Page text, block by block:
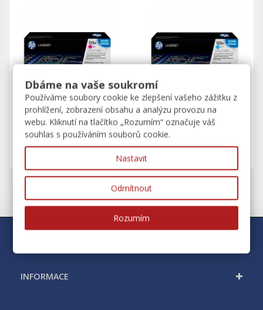
Toner HP CB543A, HP
125A červený
Toner HP CB541A, HP
125A modrý
INFORMACE
Dbáme na vaše soukromí
Používáme soubory cookie ke zlepšení vašeho zážitku z
prohlížení, zobrazení obsahu a analýzu provozu na
webu. Kliknutí na tlačítko „Rozumím“ označuje váš
souhlas s používáním souborů cookie.
Nastavit
Odmítnout
Rozumím